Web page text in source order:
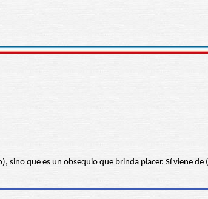
sino que es un obsequio que brinda placer. Sí viene